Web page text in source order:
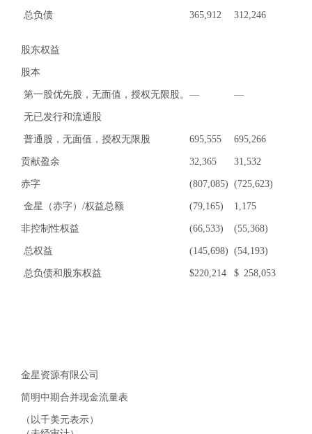
总负债 365,912 312,246
股东权益
股本
第一股优先股，无面值，授权无限股。
无已发行和流通股
— —
普通股，无面值，授权无限股 695,555 695,266
贡献盈余 32,365 31,532
赤字 (807,085) (725,623)
金星（赤字）/权益总额 (79,165) 1,175
非控制性权益 (66,533) (55,368)
总权益 (145,698) (54,193)
总负债和股东权益 $220,214 $ 258,053
金星资源有限公司
简明中期合并现金流量表
（以千美元表示）